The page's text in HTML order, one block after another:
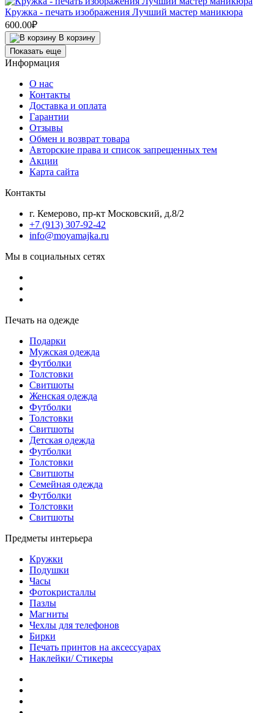
Кружка - печать изображения Лучший мастер маникюра
600.00₽
В корзину
Показать еще
Информация
О нас
Контакты
Доставка и оплата
Гарантии
Отзывы
Обмен и возврат товара
Авторские права и список запрещенных тем
Акции
Карта сайта
Контакты
г. Кемерово, пр-кт Московский, д.8/2
+7 (913) 307-92-42
info@moyamajka.ru
Мы в социальных сетях
Печать на одежде
Подарки
Мужская одежда
Футболки
Толстовки
Свитшоты
Женская одежда
Футболки
Толстовки
Свитшоты
Детская одежда
Футболки
Толстовки
Свитшоты
Семейная одежда
Футболки
Толстовки
Свитшоты
Предметы интерьера
Кружки
Подушки
Часы
Фотокристаллы
Пазлы
Магниты
Чехлы для телефонов
Бирки
Печать принтов на аксессуарах
Наклейки/ Стикеры